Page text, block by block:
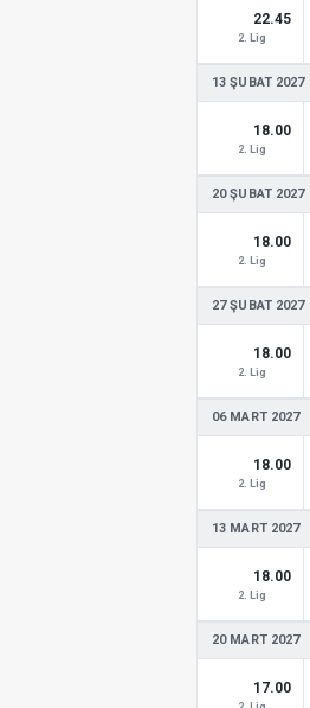
22.45
2. Lig
13 ŞUBAT 2027
18.00
2. Lig
20 ŞUBAT 2027
18.00
2. Lig
27 ŞUBAT 2027
18.00
2. Lig
06 MART 2027
18.00
2. Lig
13 MART 2027
18.00
2. Lig
20 MART 2027
17.00